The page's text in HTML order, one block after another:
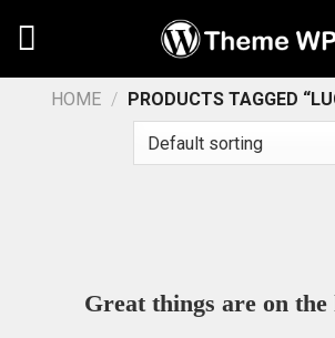
HOME / PRODUCTS TAGGED
Great things are on